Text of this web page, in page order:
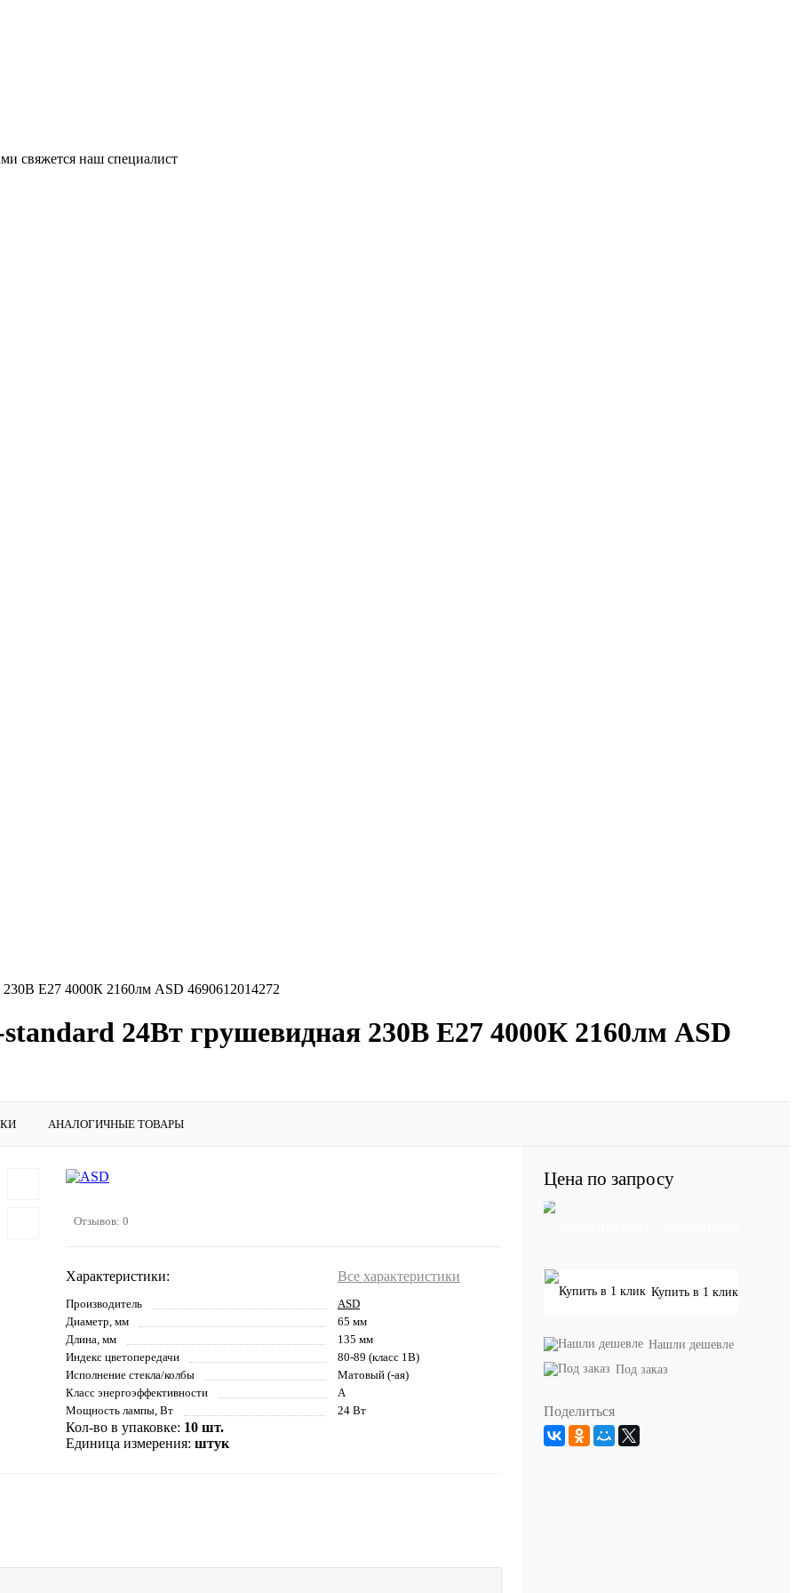
свяжется наш специалист
E27 4000К 2160лм ASD 4690612014272
24Вт грушевидная 230В E27 4000К 2160лм ASD
АНАЛОГИЧНЫЕ ТОВАРЫ
Отзывов: 0
Характеристики: Все характеристики
Производитель
ASD
Диаметр, мм
65 мм
Длина, мм
135 мм
Индекс цветопередачи
80-89 (класс 1В)
Исполнение стекла/колбы
Матовый (-ая)
Класс энергоэффективности
A
Мощность лампы, Вт
24 Вт
Кол-во в упаковке: 10 шт.
Единица измерения: штук
Цена по запросу
Купить в 1 клик
Нашли дешевле
Под заказ
Поделиться